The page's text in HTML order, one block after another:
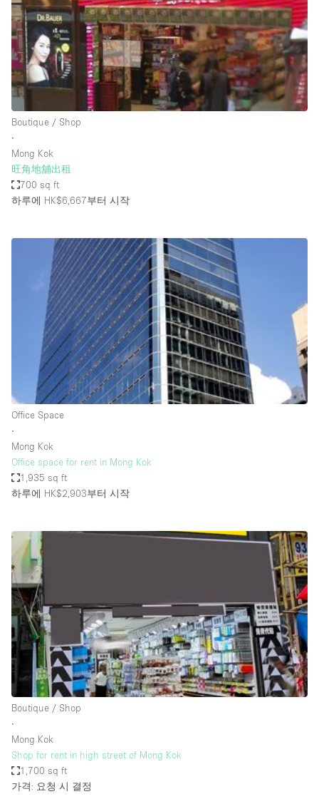
Restaurant / Bar / Cafe
Rooftop
Salon
Shop Share
Stall / Market Stall
Unique Space
Warehouse
공간 기능
Air Conditioning
Animals Friendly
Bar
Bathroom
Car Display
Concierge
Counters
Daylight
Electricity
Elevator
Ground Floor
Handicap Accessible
Haussmann Style
Heating
Industrial
Internet
Kitchen
Large Door Entrance
Boutique / Shop
∙
Mong Kok
旺角地舖出租
700 sq ft
하루에 HK$6,667부터 시작
Office Space
∙
Mong Kok
Office space for rent in Mong Kok
1,935 sq ft
하루에 HK$2,903부터 시작
Boutique / Shop
∙
Mong Kok
Shop for rent in high street of Mong Kok
1,700 sq ft
가격: 요청 시 결정